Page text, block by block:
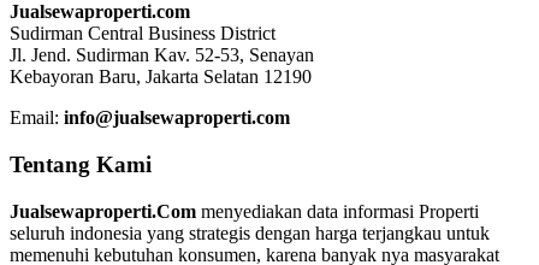
Jualsewaproperti.com
Sudirman Central Business District
Jl. Jend. Sudirman Kav. 52-53, Senayan
Kebayoran Baru, Jakarta Selatan 12190
Email: info@jualsewaproperti.com
Tentang Kami
Jualsewaproperti.Com menyediakan data informasi Properti
seluruh indonesia yang strategis dengan harga terjangkau untuk
memenuhi kebutuhan konsumen, karena banyak nya masyarakat